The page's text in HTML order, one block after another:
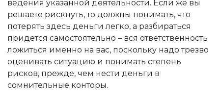
ведения указанной деятельности. Если же вы
решаете рискнуть, то должны понимать, что
потерять здесь деньги легко, а разбираться
придется самостоятельно – вся ответственность
ложиться именно на вас, поскольку надо трезво
оценивать ситуацию и понимать степень
рисков, прежде, чем нести деньги в
сомнительные конторы.